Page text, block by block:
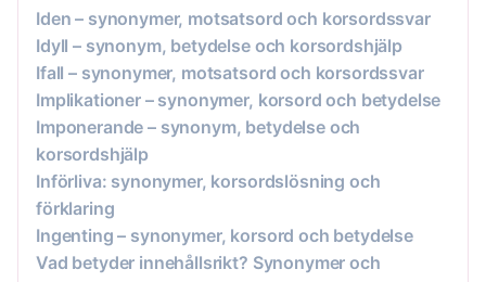
Iden – synonymer, motsatsord och korsordssvar
Idyll – synonym, betydelse och korsordshjälp
Ifall – synonymer, motsatsord och korsordssvar
Implikationer – synonymer, korsord och betydelse
Imponerande – synonym, betydelse och
korsordshjälp
Införliva: synonymer, korsordslösning och
förklaring
Ingenting – synonymer, korsord och betydelse
Vad betyder innehållsrikt? Synonymer och